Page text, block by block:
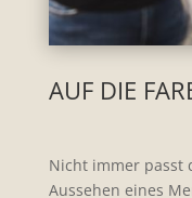
AUF DIE
Nicht immer passt
Aussehen eines